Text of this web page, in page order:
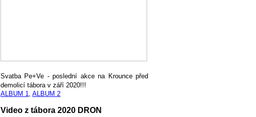
Svatba Pe+Ve - poslední akce na Krounce před
demolicí tábora v září 2020!!!
ALBUM 1, ALBUM 2
Video z tábora 2020 DRON